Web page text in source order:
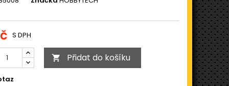
S DPH
 Přidat do košíku